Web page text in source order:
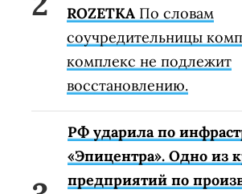
ROZETKA По словам
соучредительницы
комплекс не подлежит
восстановлению.
РФ ударила по
«Эпицентра». Одно из
предприятий по